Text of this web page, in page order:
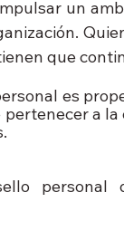
un
que
es
a
personal